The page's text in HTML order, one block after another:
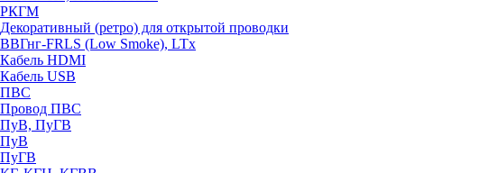
РКГМ
Декоративный (ретро) для открытой проводки
ВВГнг-FRLS (Low Smoke), LTx
Кабель HDMI
Кабель USB
ПВС
Провод ПВС
ПуВ, ПуГВ
ПуВ
ПуГВ